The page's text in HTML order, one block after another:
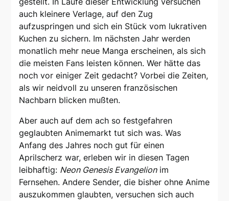
auch kleinere Verlage, auf den Zug
aufzuspringen und sich ein Stück vom lukrativen
Kuchen zu sichern. Im nächsten Jahr werden
monatlich mehr neue Manga erscheinen, als sich
die meisten Fans leisten können. Wer hätte das
noch vor einiger Zeit gedacht? Vorbei die Zeiten,
als wir neidvoll zu unseren französischen
Nachbarn blicken mußten.
Aber auch auf dem ach so festgefahren
geglaubten Animemarkt tut sich was. Was
Anfang des Jahres noch gut für einen
Aprilscherz war, erleben wir in diesen Tagen
leibhaftig: Neon Genesis Evangelionim
Fernsehen. Andere Sender, die bisher ohne Anime
auszukommen glaubten, versuchen sich auch